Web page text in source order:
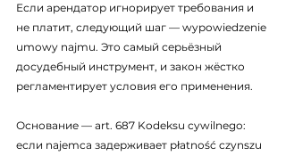
Если арендатор игнорирует требования и
не платит, следующий шаг — wypowiedzenie
umowy najmu. Это самый серьёзный
досудебный инструмент, и закон жёстко
регламентирует условия его применения.
Основание — art. 687 Kodeksu cywilnego:
если najemca задерживает płatność czynszu